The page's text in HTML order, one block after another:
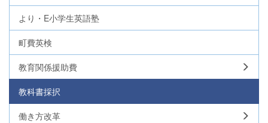
より・E小学生英語塾
町費英検
教育関係援助費
教科書採択
働き方改革